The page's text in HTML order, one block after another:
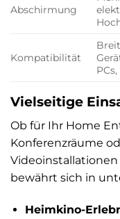
Abschirmung
Kompatibilität
Vielseitige
Ob für Ihr Home
Konferenzräume
Videoinstallationen
bewährt sich in
Heimkino-